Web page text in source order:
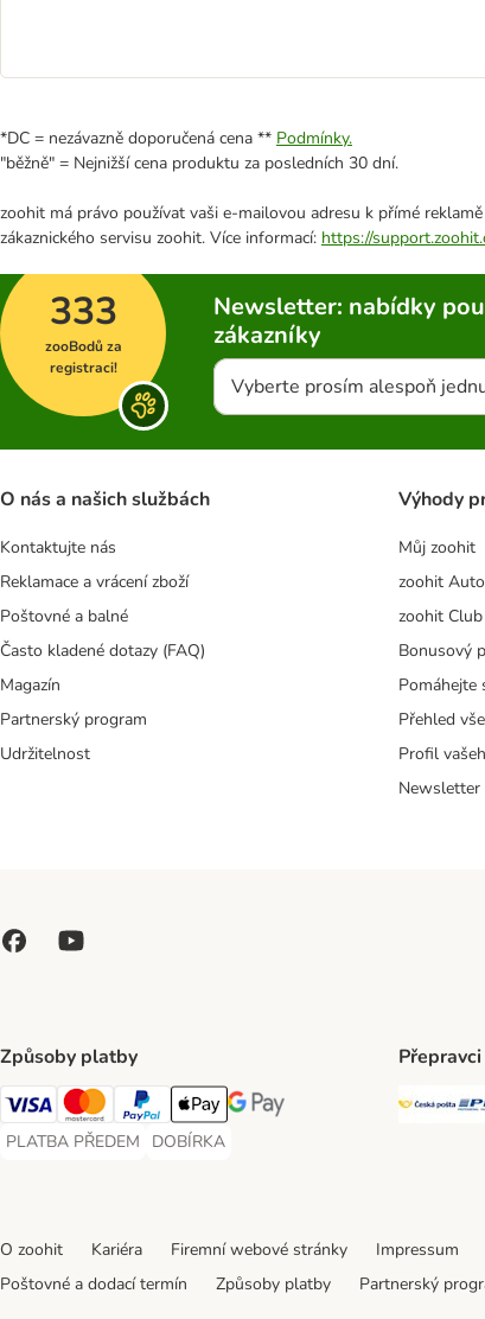
*DC = nezávazně doporučená cena ** Podmínky.
"běžně" = Nejnižší cena produktu za posledních 30 dní.
zoohit má právo používat vaši e-mailovou adresu k přímé
zákaznického servisu zoohit. Více informací: https://
333
zooBodů za
registraci!
Newsletter: nabídky
zákazníky
Vyberte prosím alespoň
O nás a našich službách
Kontaktujte nás
Reklamace a vrácení zboží
Poštovné a balné
Často kladené dotazy (FAQ)
Magazín
Partnerský program
Udržitelnost
Výhody
Můj zoohit
zoohit
zoohit Club
Bonusový
Pomáhejte
Přehled
Profil
Newsletter
Způsoby platby
Visa Payment Method
Mastercard Payment Method
PayPal Payment Method
Apple pay Payment Method
GooglePay Payment Method
PLATBA PŘEDEM
PLATBA PŘEDEM Payment Method
DOBÍRKA
DOBÍRKA Payment Method
Přepravci
O zoohit Kariéra Firemní webové stránky Impressum
Poštovné a dodací termín
Způsoby platby Partnerský